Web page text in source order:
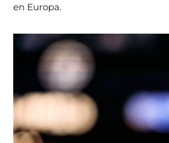
en Europa.